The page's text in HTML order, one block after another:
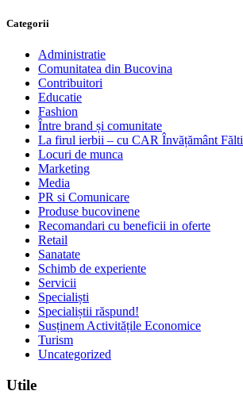
Categorii
Administratie
Comunitatea din Bucovina
Contribuitori
Educatie
Fashion
Între brand și comunitate
La firul ierbii – cu CAR Învățământ
Locuri de munca
Marketing
Media
PR si Comunicare
Produse bucovinene
Recomandari cu beneficii in oferte
Retail
Sanatate
Schimb de experiente
Servicii
Specialiști
Specialiștii răspund!
Susținem Activitățile Economice
Turism
Uncategorized
Utile